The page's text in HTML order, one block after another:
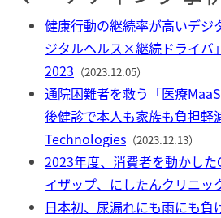
健康行動の継続率が高いデジ
ジタルヘルス×継続ドライバ
2023 （2023.12.05）
通院困難者を救う「医療
後健診で本人も家族も負担
Technologies （2023.12.13）
2023年度、消費者を動かし
イザップ、にしたんクリニッ
日本初、尿漏れにも雨にも負